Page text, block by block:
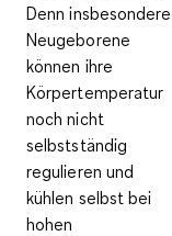
Denn insbesondere
Neugeborene
können ihre
Körpertemperatur
noch nicht
selbstständig
regulieren und
kühlen selbst bei
hohen